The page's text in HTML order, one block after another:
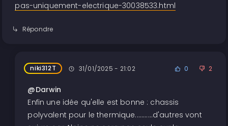
pas-uniquement-electrique-30038533.html
Répondre
niki312T 31/01/2025 - 21:02 0 2
@Darwin
Enfin une idée qu'elle est bonne : chassis
polyvalent pour le thermique...........d'autres vont